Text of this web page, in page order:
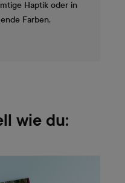
Haptik oder in
Farben.
wie du: